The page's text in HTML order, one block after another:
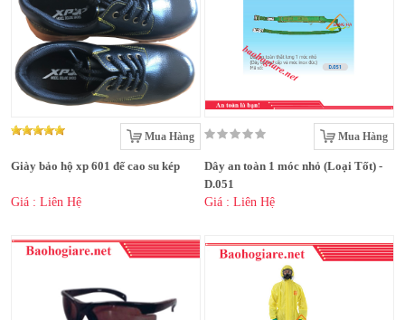
Mua Hàng
Giày bảo hộ xp 601 đế cao su kép
Giá : Liên Hệ
Mua Hàng
Dây an toàn 1 móc nhỏ (Loại Tốt) -
D.051
Giá : Liên Hệ